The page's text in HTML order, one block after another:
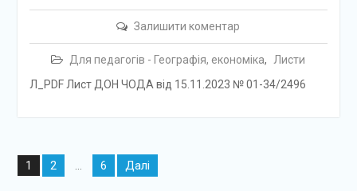
Залишити коментар
Для педагогів - Географія, економіка,
Листи
Л_PDF Лист ДОН ЧОДА від 15.11.2023 № 01-34/2496
Навігація
записів
1 2 6 Далі